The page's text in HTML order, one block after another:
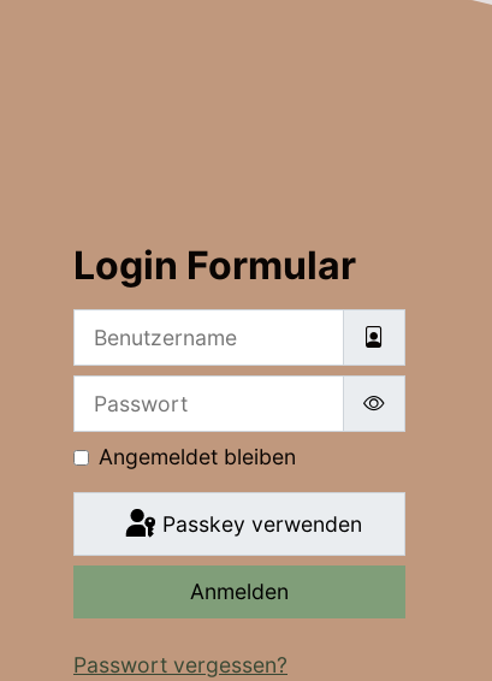
Login Formular
Passwort
Angemeldet bleiben
Passkey verwenden
Anmelden
Passwort vergessen?